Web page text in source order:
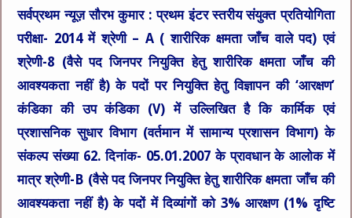
सर्वप्रथम न्यूज़ सौरभ कुमार :प्रथम इंटर स्तरीय संयुक्त प्रतियोगिता
परीक्षा- 2014 में श्रेणी – A ( शारीरिक क्षमता जाँच वाले पद) एवं
श्रेणी-8 (वैसे पद जिनपर नियुक्ति हेतु शारीरिक क्षमता जाँच की
आवश्यकता नहीं है) के पदों पर नियुक्ति हेतु विज्ञापन की ‘आरक्षण’
कंडिका की उप कंडिका (V) में उल्लिखित है कि कार्मिक एवं
प्रशासनिक सुधार विभाग (वर्तमान में सामान्य प्रशासन विभाग) के
संकल्प संख्या 62. दिनांक- 05.01.2007 के प्रावधान के आलोक में
मात्र श्रेणी-B (वैसे पद जिनपर नियुक्ति हेतु शारीरिक क्षमता जाँच की
आवश्यकता नहीं है) के पदों में दिव्यांगों को 3% आरक्षण (1% दृष्टि